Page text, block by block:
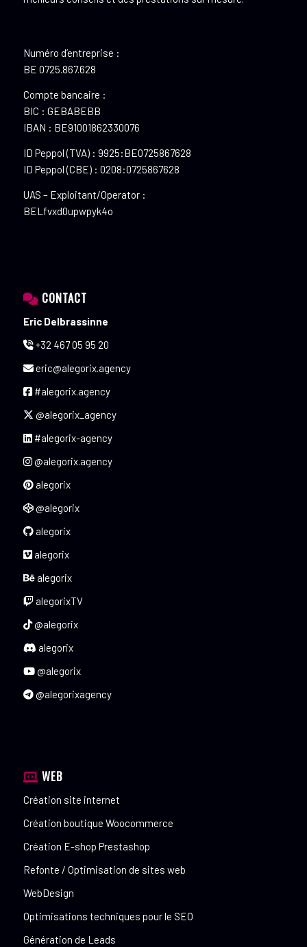
Numéro d’entreprise :
BE 0725.867.628
Compte bancaire :
BIC : GEBABEBB
IBAN : BE91001862330076
ID Peppol (TVA) : 9925:BE0725867628
ID Peppol (CBE) : 0208:0725867628
UAS – Exploitant/Operator :
BELfvxd0upwpyk4o
CONTACT
Eric Delbrassinne
+32 467 05 95 20
eric@alegorix.agency
#alegorix.agency
@alegorix_agency
#alegorix-agency
@alegorix.agency
alegorix
@alegorix
alegorix
alegorix
alegorix
alegorixTV
@alegorix
alegorix
@alegorix
@alegorixagency
WEB
Création site internet
Création boutique Woocommerce
Création E-shop Prestashop
Refonte / Optimisation de sites web
WebDesign
Optimisations techniques pour le SEO
Génération de Leads